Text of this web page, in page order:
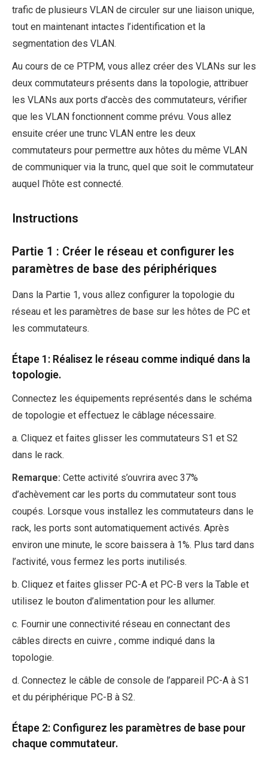
trafic de plusieurs VLAN de circuler sur une liaison unique,
tout en maintenant intactes l’identification et la
segmentation des VLAN.
Au cours de ce PTPM, vous allez créer des VLANs sur les
deux commutateurs présents dans la topologie, attribuer
les VLANs aux ports d’accès des commutateurs, vérifier
que les VLAN fonctionnent comme prévu. Vous allez
ensuite créer une trunc VLAN entre les deux
commutateurs pour permettre aux hôtes du même VLAN
de communiquer via la trunc, quel que soit le commutateur
auquel l’hôte est connecté.
Instructions
Partie 1 : Créer le réseau et configurer les
paramètres de base des périphériques
Dans la Partie 1, vous allez configurer la topologie du
réseau et les paramètres de base sur les hôtes de PC et
les commutateurs.
Étape 1: Réalisez le réseau comme indiqué dans la
topologie.
Connectez les équipements représentés dans le schéma
de topologie et effectuez le câblage nécessaire.
a. Cliquez et faites glisser les commutateurs S1 et S2
dans le rack.
Remarque: Cette activité s’ouvrira avec 37%
d’achèvement car les ports du commutateur sont tous
coupés. Lorsque vous installez les commutateurs dans le
rack, les ports sont automatiquement activés. Après
environ une minute, le score baissera à 1%. Plus tard dans
l’activité, vous fermez les ports inutilisés.
b. Cliquez et faites glisser PC-A et PC-B vers la Table et
utilisez le bouton d’alimentation pour les allumer.
c. Fournir une connectivité réseau en connectant des
câbles directs en cuivre , comme indiqué dans la
topologie.
d. Connectez le câble de console de l’appareil PC-A à S1
et du périphérique PC-B à S2.
Étape 2: Configurez les paramètres de base pour
chaque commutateur.